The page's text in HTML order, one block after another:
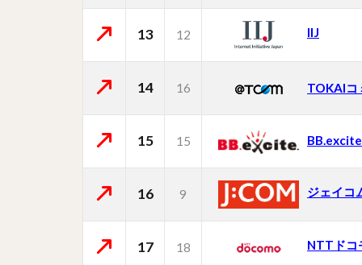
13 12 IIJ
14 16 TOKAIコ
15 15 BB.excite
16 9 ジェイコ
17 18 NTTドコ